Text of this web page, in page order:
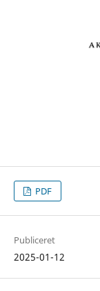
PDF
Publiceret
2025-01-12